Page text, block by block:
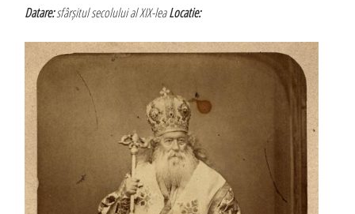
Datare:sfârșitul secolului al XIX-leaLocatie: